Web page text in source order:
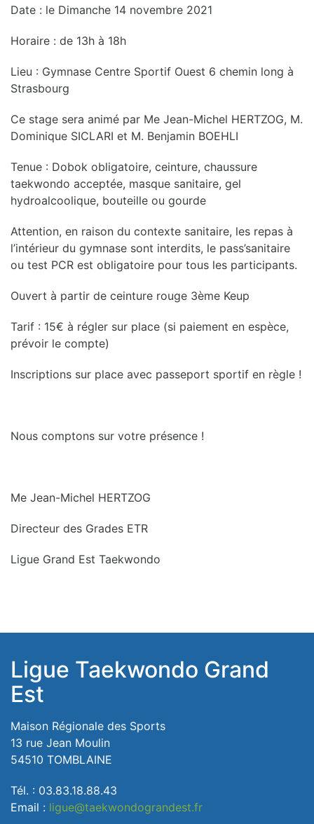
Date : le Dimanche 14 novembre 2021
Horaire : de 13h à 18h
Lieu : Gymnase Centre Sportif Ouest 6 chemin long à
Strasbourg
Ce stage sera animé par Me Jean-Michel HERTZOG, M.
Dominique SICLARI et M. Benjamin BOEHLI
Tenue : Dobok obligatoire, ceinture, chaussure
taekwondo acceptée, masque sanitaire, gel
hydroalcoolique, bouteille ou gourde
Attention, en raison du contexte sanitaire, les repas à
l’intérieur du gymnase sont interdits, le pass’sanitaire
ou test PCR est obligatoire pour tous les participants.
Ouvert à partir de ceinture rouge 3ème Keup
Tarif : 15€ à régler sur place (si paiement en espèce,
prévoir le compte)
Inscriptions sur place avec passeport sportif en règle !
Nous comptons sur votre présence !
Me Jean-Michel HERTZOG
Directeur des Grades ETR
Ligue Grand Est Taekwondo
Ligue Taekwondo Grand
Est
Maison Régionale des Sports
13 rue Jean Moulin
54510 TOMBLAINE
Tél. : 03.83.18.88.43
Email : ligue@taekwondograndest.fr